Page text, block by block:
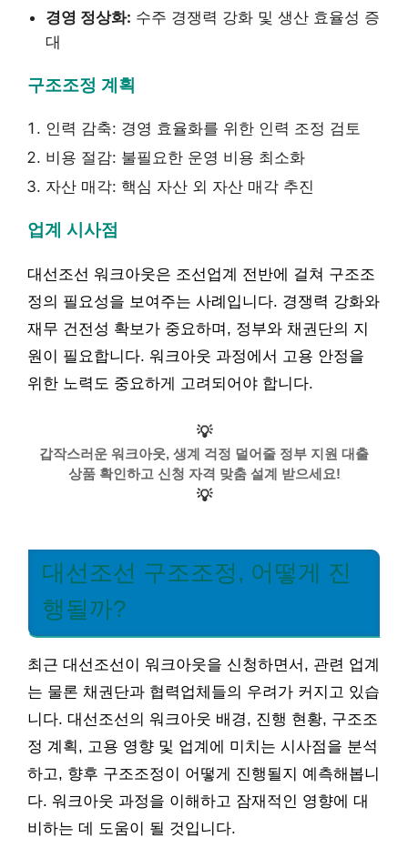
경영 정상화: 수주 경쟁력 강화 및 생산 효율성 증
대
구조조정 계획
인력 감축: 경영 효율화를 위한 인력 조정 검토
비용 절감: 불필요한 운영 비용 최소화
자산 매각: 핵심 자산 외 자산 매각 추진
업계 시사점
대선조선 워크아웃은 조선업계 전반에 걸쳐 구조조
정의 필요성을 보여주는 사례입니다. 경쟁력 강화와
재무 건전성 확보가 중요하며, 정부와 채권단의 지
원이 필요합니다. 워크아웃 과정에서 고용 안정을
위한 노력도 중요하게 고려되어야 합니다.
💡
갑작스러운 워크아웃, 생계 걱정 덜어줄 정부 지원 대출
상품 확인하고 신청 자격 맞춤 설계 받으세요!
💡
대선조선 구조조정, 어떻게 진
행될까?
최근 대선조선이 워크아웃을 신청하면서, 관련 업계
는 물론 채권단과 협력업체들의 우려가 커지고 있습
니다. 대선조선의 워크아웃 배경, 진행 현황, 구조조
정 계획, 고용 영향 및 업계에 미치는 시사점을 분석
하고, 향후 구조조정이 어떻게 진행될지 예측해봅니
다. 워크아웃 과정을 이해하고 잠재적인 영향에 대
비하는 데 도움이 될 것입니다.